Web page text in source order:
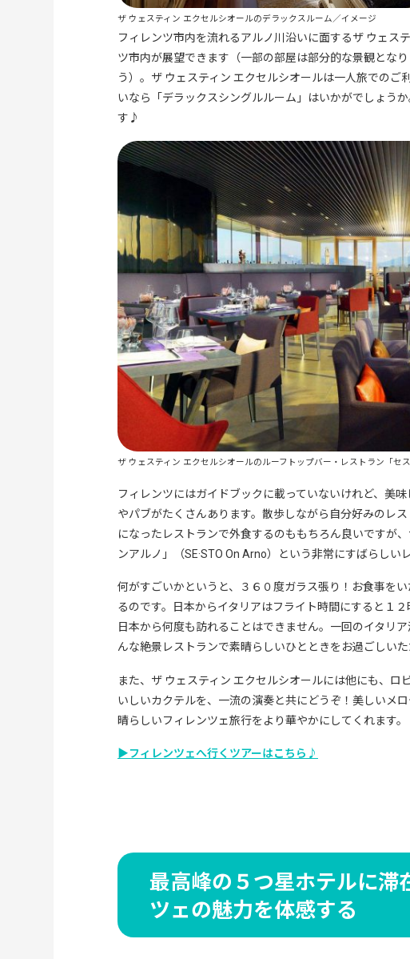
ザ ウェスティン エクセルシオールのデラックスルーム／イメージ
フィレンツ市内を流れるアルノ川沿いに面するザ ウェス
ツ市内が展望できます（一部の部屋は部分的な景観とな
う）。ザ ウェスティン エクセルシオールは一人旅での
いなら「デラックスシングルルーム」はいかがでしょう
す♪
ザ ウェスティン エクセルシオールのルーフトップバー・レストラン「セ
フィレンツにはガイドブックに載っていないけれど、美
やパブがたくさんあります。散歩しながら自分好みのレ
になったレストランで外食するのももちろん良いですが
ンアルノ」（SE·STO On Arno）という非常にすばらしい
何がすごいかというと、３６０度ガラス張り！お食事を
るのです。日本からイタリアはフライト時間にすると１
日本から何度も訪れることはできません。一回のイタリ
んな絶景レストランで素晴らしいひとときをお過ごしいた
また、ザ ウェスティン エクセルシオールには他にも、
いしいカクテルを、一流の演奏と共にどうぞ！美しいメ
晴らしいフィレンツェ旅行をより華やかにしてくれます。
▶フィレンツェへ行くツアーはこちら♪
最高峰の５つ星ホテルに滞
ツェの魅力を体感する